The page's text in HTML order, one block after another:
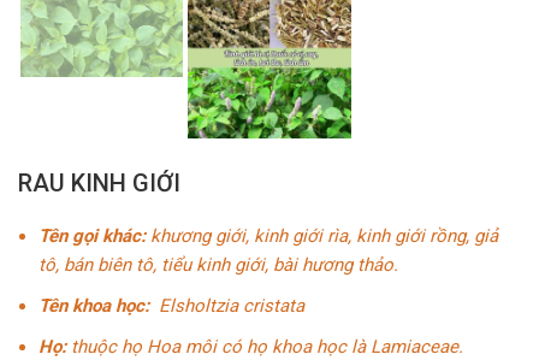
RAU KINH GIỚI
Tên gọi khác:khương giới, kinh giới rìa, kinh giới rồng, giả
tô, bán biên tô, tiểu kinh giới, bài hương thảo.
Tên khoa học:Elsholtzia cristata
Họ:thuộc họ Hoa môi có họ khoa học là Lamiaceae.